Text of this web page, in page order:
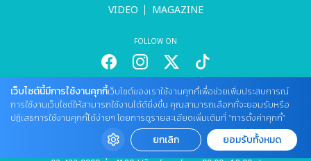
VIDEO
MAGAZINE
FOLLOW ON
สนใจลงโฆษณากับเว็บไซต์
Tel : 085 661 4629 / (จันทร์ - ศุกร์ เวลา 09.00 - 18.00 น)
cheewajitmedia@gmail.com
ติดต่อแจ้งปัญหาหรือร้องเรียน
เว็บไซต์นี้มีการใช้งานคุกกี้เว็บไซต์ของเราใช้งานคุกกี้เพื่อช่วยเพิ่มประสบการณ์
การใช้งานเว็บไซต์ให้สามารถใช้งานได้ดียิ่งขึ้น คุณสามารถเลือกที่จะยอมรับหรือ
ปฏิเสธการใช้งานคุกกี้ได้ง่ายๆ โดยการดูรายละเอียดเพิ่มเติมที่ “การตั้งค่าคุกกี้”
ยกเลิก ยอมรับทั้งหมด